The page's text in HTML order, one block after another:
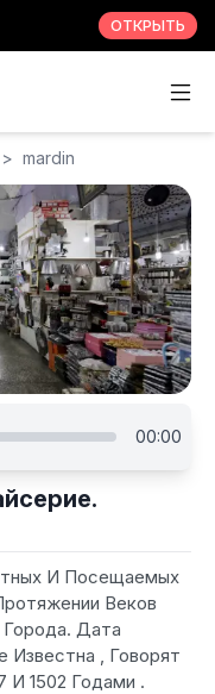
ОТКРЫТЬ
> mardin
00:00
И Посещаемых
Веков
Дата
Известна , Говорят
1502 Годами .